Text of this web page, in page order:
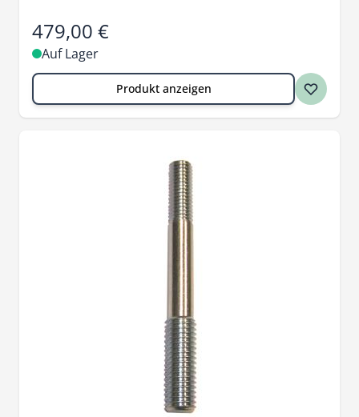
479,00 €
Auf Lager
Produkt anzeigen